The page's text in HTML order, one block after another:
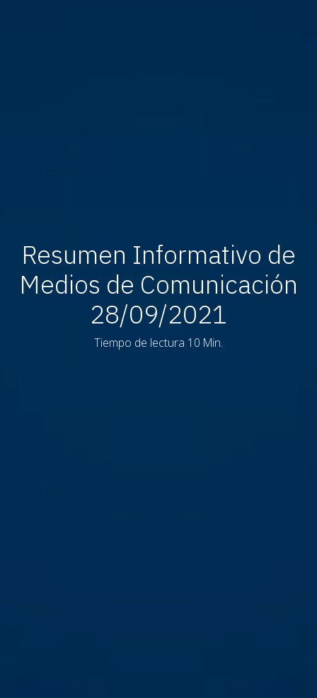
Resumen Informativo de
Medios de Comunicación
28/09/2021
Tiempo de lectura 10 Min.